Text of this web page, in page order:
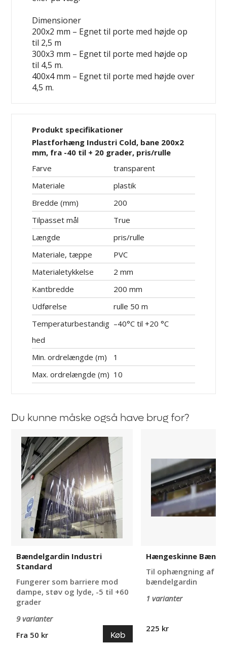
Dimensioner
200x2 mm – Egnet til porte med højde op
til 2,5 m
300x3 mm – Egnet til porte med højde op
til 4,5 m.
400x4 mm – Egnet til porte med højde over
4,5 m.
Produkt specifikationer
Plastforhæng Industri Cold, bane 200x2
mm, fra -40 til + 20 grader, pris/rulle
Farve
transparent
Materiale
plastik
Bredde (mm)
200
Tilpasset mål
True
Længde
pris/rulle
Materiale, tæppe
PVC
Materialetykkelse
2 mm
Kantbredde
200 mm
Udførelse
rulle 50 m
Temperaturbestandig
hed
–40°C til +20 °C
Min. ordrelængde (m)
1
Max. ordrelængde (m) 10
Du kunne måske også have brug for?
Bændelgardin
Industri
Standard
Bændelgardin Industri
Standard
Fungerer som barriere mod
dampe, støv og lyde, -5 til +60
grader
9 varianter
Fra 50 kr
Køb
Hængeskinne
Til ophængning af
bændelgardin
1 varianter
225 kr